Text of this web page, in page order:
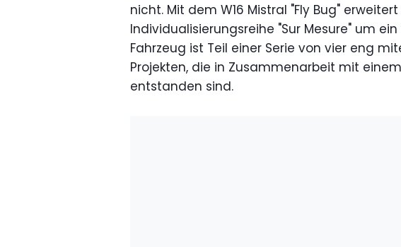
nicht. Mit dem W16 Mistral "Fly Bug"
Individualisierungsreihe "Sur Mesure" um
Fahrzeug ist Teil einer Serie von vier eng
Projekten, die in Zusammenarbeit mit
entstanden sind.